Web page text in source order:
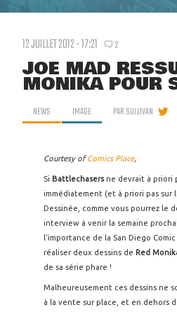
12 JUILLET 2012 - 17:21 2
JOE MAD
MONIKA POUR
NEWS IMAGE PARSULLIVAN
Courtesy ofComics Place,
Si Battlechasersne devrait à priori
immédiatement (et à priori pas sur
Dessinée, comme vous pourrez le
interview à venir la semaine
l'importance de la San Diego
réaliser deux dessins de Red
de sa série phare !
Malheureusement ces dessins ne
à la vente sur place, et en dehors